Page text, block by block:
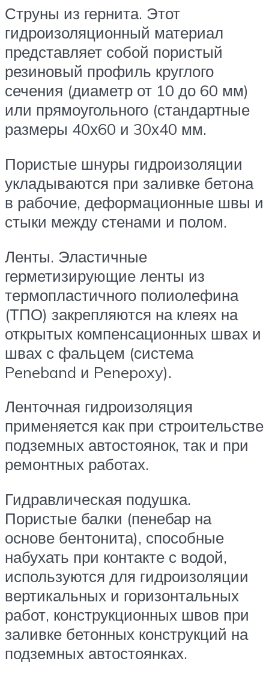
Струны из гернита. Этот
гидроизоляционный материал
представляет собой пористый
резиновый профиль круглого
сечения (диаметр от 10 до 60 мм)
или прямоугольного (стандартные
размеры 40х60 и 30х40 мм.
Пористые шнуры гидроизоляции
укладываются при заливке бетона
в рабочие, деформационные швы и
стыки между стенами и полом.
Ленты. Эластичные
герметизирующие ленты из
термопластичного полиолефина
(ТПО) закрепляются на клеях на
открытых компенсационных швах и
швах с фальцем (система
Peneband и Penepoxy).
Ленточная гидроизоляция
применяется как при строительстве
подземных автостоянок, так и при
ремонтных работах.
Гидравлическая подушка.
Пористые балки (пенебар на
основе бентонита), способные
набухать при контакте с водой,
используются для гидроизоляции
вертикальных и горизонтальных
работ, конструкционных швов при
заливке бетонных конструкций на
подземных автостоянках.